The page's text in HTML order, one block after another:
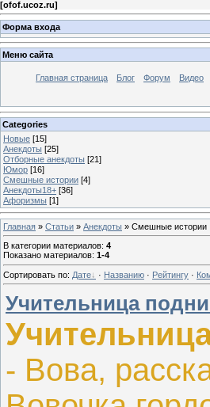
[ofof.ucoz.ru]
Форма входа
Меню сайта
Главная страница Блог Форум Видео
Categories
Новые [15]
Анекдоты [25]
Отборные анекдоты [21]
Юмор [16]
Смешные истории [4]
Анекдоты18+ [36]
Афоризмы [1]
Главная » Статьи » Анекдоты » Смешные истории
В категории материалов: 4
Показано материалов: 1-4
Сортировать по: Дате · Названию · Рейтингу ·
Учительница
- Вова,